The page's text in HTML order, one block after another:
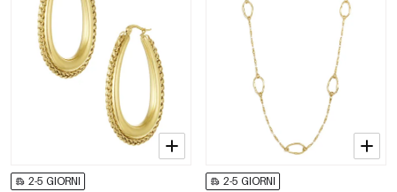
2-5 GIORNI 2-5 GIORNI